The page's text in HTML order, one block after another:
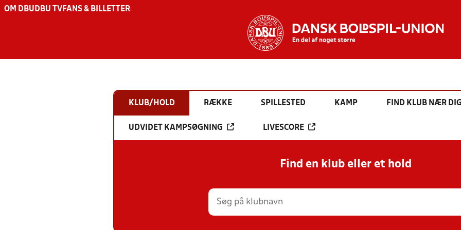
OM DBU DBU TV FANS & BILLETTER
KLUB/HOLD RÆKKE SPILLESTED KAMP FIND KLUB NÆR DIG
UDVIDET KAMPSØGNING LIVESCORE
Find en klub eller et hold